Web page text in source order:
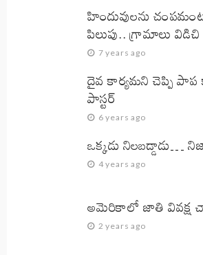
హిందువులను
పిలుపు.. గ్రామాలు విడిచి
7 years ago
దైవ కార్యమని చెప్పి పాప
పాస్టర్
6 years ago
ఒక్కడు నిలబడ్డాడు…
4 years ago
అమెరికాలో జాతి వివక్ష
2 years ago